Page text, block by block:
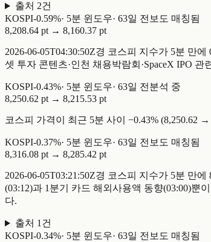
출처 2건
KOSPI-0.59%· 5분 윈도우· 63일 전 보도 매칭됨
8,208.64 pt → 8,160.37 pt
2026-06-05T04:30:50Z경 코스피 지수가 5분 만
셋 투자 콘텐츠·인천 채용박람회·SpaceX IPO
KOSPI-0.43%· 5분 윈도우· 63일 전 분석 중
8,250.62 pt → 8,215.53 pt
코스피 가격이 최근 5분 사이 −0.43% (8,250.62
KOSPI-0.37%· 5분 윈도우· 63일 전 보도 매칭됨
8,316.08 pt → 8,285.42 pt
2026-06-05T03:21:50Z경 코스피 지수가 5분 만
(03:12)과 1분기 카드 해외사용액 동향(03:00)뿐
다.
출처 1 건
KOSPI-0.34%· 5분 윈도우· 63일 전 보도 매칭됨